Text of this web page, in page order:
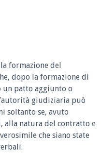
formazione del
dopo la formazione di
un patto aggiunto o
giudiziaria può
soltanto se, avuto
natura del contratto e
che siano state